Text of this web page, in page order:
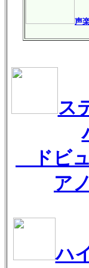
声
ス
ドビ
ア
ハ